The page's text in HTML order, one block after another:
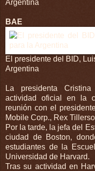
Argentina
BAE
El presidente del BID,
Argentina
La presidenta
actividad oficial en la
reunión con el
Mobile Corp., Rex
Por la tarde, la jefa del
ciudad de Boston,
estudiantes de la
Universidad de Harvard.
Tras su actividad en